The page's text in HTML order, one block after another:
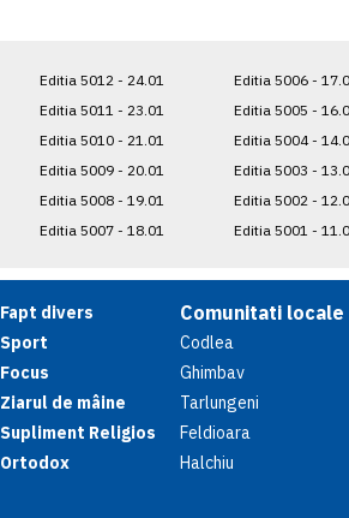
Editia 5012 - 24.01
Editia 5011 - 23.01
Editia 5010 - 21.01
Editia 5009 - 20.01
Editia 5008 - 19.01
Editia 5007 - 18.01
Editia 5006 -
Editia 5005 -
Editia 5004 -
Editia 5003 -
Editia 5002 -
Editia 5001 -
Fapt divers
Sport
Focus
Ziarul de mâine
Supliment Religios
Ortodox
Comunitati locale
Codlea
Ghimbav
Tarlungeni
Feldioara
Halchiu